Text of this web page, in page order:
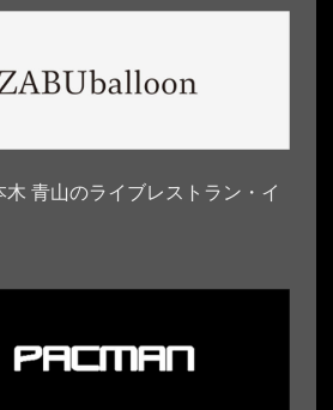
青山のライブレストラン・イ